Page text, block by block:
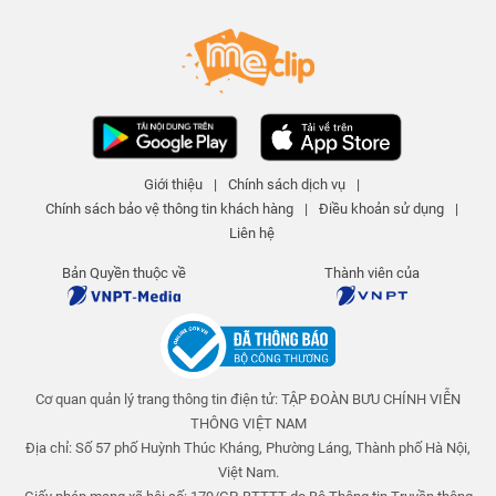
toàn cho trẻ em
An toàn cho trẻ em
25 N lượt xem
04:01
Nuốt kẹo dính ruột - Tập 311 | An
toàn cho trẻ em
An toàn cho trẻ em
25 N lượt xem 4 năm trước
03:58
Giấc mơ giận dỗi - Tập 310 | An
25 N lượt xem - 4 năm trước
Những múi cam mọng nước - Tập
309 | An toàn cho trẻ em
An toàn cho trẻ em
25 N lượt xem
Giới thiệu | Chính sách dịch vụ
|
Chính sách bảo vệ thông tin khách hàng
| Điều khoản sử dụng
|
Liên hệ
Bản Quyền thuộc về Thành viên của
Cơ quan quản lý trang thông tin điện tử: TẬP ĐOÀN BƯU CHÍNH VIỄN
THÔNG VIỆT NAM
Địa chỉ: Số 57 phố Huỳnh Thúc Kháng, Phường Láng, Thành phố Hà Nội,
Việt Nam.